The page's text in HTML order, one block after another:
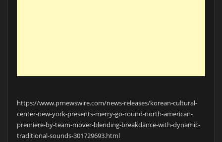
https://www.prnewswire.com/news-releases/korean-cultural-
center-new-york-presents-merry-go-round-north-american-
premiere-by-team-mover-blending-breakdance-with-dynamic-
traditional-sounds-301729693.html